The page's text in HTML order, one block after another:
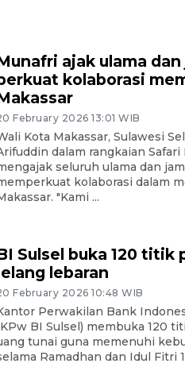
ajak ulama dan
kolaborasi
February 2026 13:01 WIB
Kota Makassar, Sulawesi
dalam rangkaian Safari
seluruh ulama dan
kolaborasi dalam
"Kami ...
Sulsel buka 120 titik
lebaran
February 2026 10:48 WIB
Perwakilan Bank
BI Sulsel) membuka 120
tunai guna memenuhi
Ramadhan dan Idul Fitri
FOTO -
HUT ke-80
Yogyakarta
02 April 2026 12:51